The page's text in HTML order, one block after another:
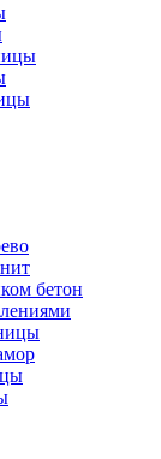
бетон